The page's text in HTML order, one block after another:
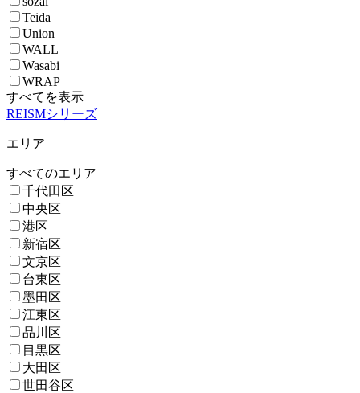
Teida
Union
WALL
Wasabi
WRAP
すべてを表示
REISMシリーズ
エリア
すべてのエリア
千代田区
中央区
港区
新宿区
文京区
台東区
墨田区
江東区
品川区
目黒区
大田区
世田谷区